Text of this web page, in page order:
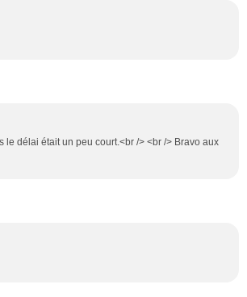
délai était un peu court.<br /> <br /> Bravo aux